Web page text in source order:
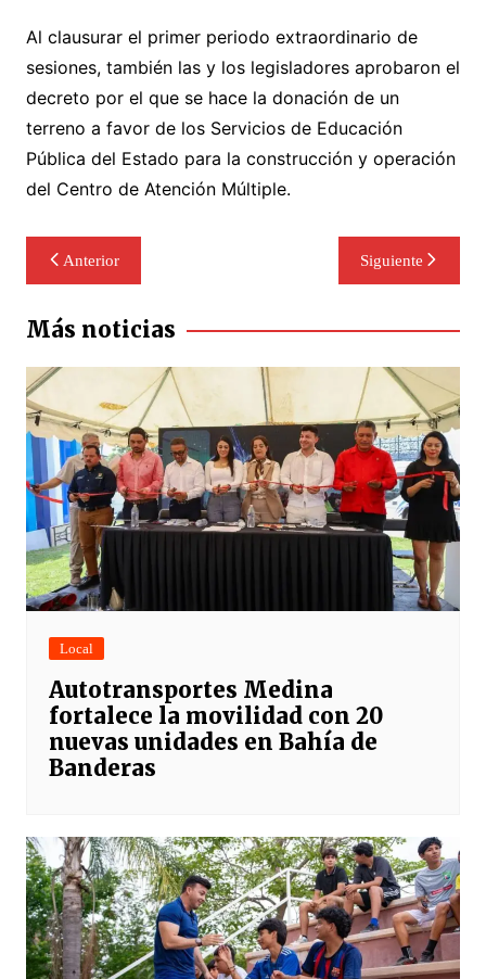
Al clausurar el primer periodo extraordinario de
sesiones, también las y los legisladores aprobaron el
decreto por el que se hace la donación de un
terreno a favor de los Servicios de Educación
Pública del Estado para la construcción y operación
del Centro de Atención Múltiple.
Navegación
de
entradas
Anterior Siguiente
Más noticias
Local
Autotransportes Medina
fortalece la movilidad con 20
nuevas unidades en Bahía de
Banderas